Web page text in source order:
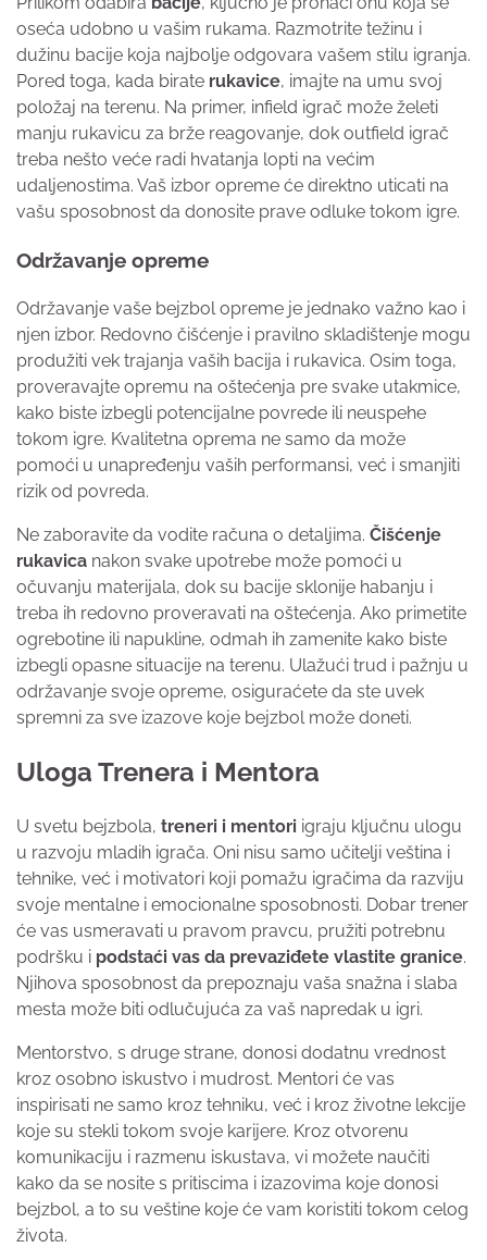
oseća udobno u vašim rukama. Razmotrite težinu i
dužinu bacije koja najbolje odgovara vašem stilu igranja.
Pored toga, kada birate rukavice, imajte na umu svoj
položaj na terenu. Na primer, infield igrač može želeti
manju rukavicu za brže reagovanje, dok outfield igrač
treba nešto veće radi hvatanja lopti na većim
udaljenostima. Vaš izbor opreme će direktno uticati na
vašu sposobnost da donosite prave odluke tokom igre.
Održavanje opreme
Održavanje vaše bejzbol opreme je jednako važno kao i
njen izbor. Redovno čišćenje i pravilno skladištenje mogu
produžiti vek trajanja vaših bacija i rukavica. Osim toga,
proveravajte opremu na oštećenja pre svake utakmice,
kako biste izbegli potencijalne povrede ili neuspehe
tokom igre. Kvalitetna oprema ne samo da može
pomoći u unapređenju vaših performansi, već i smanjiti
rizik od povreda.
Ne zaboravite da vodite računa o detaljima. Čišćenje
rukavica nakon svake upotrebe može pomoći u
očuvanju materijala, dok su bacije sklonije habanju i
treba ih redovno proveravati na oštećenja. Ako primetite
ogrebotine ili napukline, odmah ih zamenite kako biste
izbegli opasne situacije na terenu. Ulažući trud i pažnju u
održavanje svoje opreme, osiguraćete da ste uvek
spremni za sve izazove koje bejzbol može doneti.
Uloga Trenera i Mentora
U svetu bejzbola, treneri i mentori igraju ključnu ulogu
u razvoju mladih igrača. Oni nisu samo učitelji veština i
tehnike, već i motivatori koji pomažu igračima da razviju
svoje mentalne i emocionalne sposobnosti. Dobar trener
će vas usmeravati u pravom pravcu, pružiti potrebnu
podršku i podstaći vas da prevaziđete vlastite granice.
Njihova sposobnost da prepoznaju vaša snažna i slaba
mesta može biti odlučujuća za vaš napredak u igri.
Mentorstvo, s druge strane, donosi dodatnu vrednost
kroz osobno iskustvo i mudrost. Mentori će vas
inspirisati ne samo kroz tehniku, već i kroz životne lekcije
koje su stekli tokom svoje karijere. Kroz otvorenu
komunikaciju i razmenu iskustava, vi možete naučiti
kako da se nosite s pritiscima i izazovima koje donosi
bejzbol, a to su veštine koje će vam koristiti tokom celog
života.